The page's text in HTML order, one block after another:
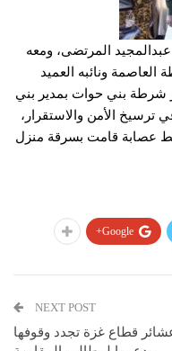
عبدالمجيد المرتضى، ومعه
ونائبه العميد
شرطة بني حوات بمدير بني
ترسيخ الأمن والاستقرار،
عصابة قامت بسرقة منزل
Google+
NEXT POST
قطاع غزة تجدد وقوفها